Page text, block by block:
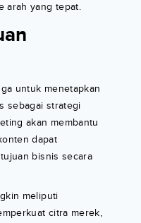
arah yang tepat.
untuk menetapkan
sebagai strategi
akan membantu
dapat
bisnis secara
meliputi
citra merek,